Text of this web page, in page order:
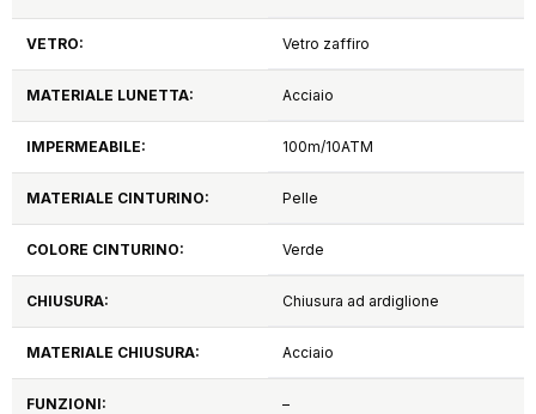
VETRO: Vetro zaffiro
MATERIALE LUNETTA: Acciaio
IMPERMEABILE: 100m/10ATM
MATERIALE CINTURINO: Pelle
COLORE CINTURINO: Verde
CHIUSURA: Chiusura ad ardiglione
MATERIALE CHIUSURA: Acciaio
FUNZIONI: –